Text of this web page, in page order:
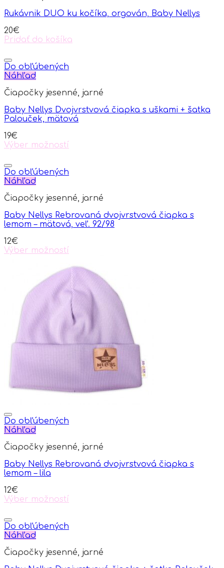
Rukávnik DUO ku kočíka, orgován, Baby Nellys
20€
Pridať do košíka
Do obľúbených
Náhľad
Čiapočky jesenné, jarné
Baby Nellys Dvojvrstvová čiapka s uškami + šatka
Palouček, mätová
19€
Výber možností
product
has
multiple
The
may
be
on
the
Do obľúbených
Náhľad
Čiapočky jesenné, jarné
Baby Nellys Rebrovaná dvojvrstvová čiapka s
lemom – mätová, veľ. 92/98
12€
Výber možností
multiple
variants.
options
may
chosen
Do obľúbených
Náhľad
Čiapočky jesenné, jarné
Baby Nellys Rebrovaná dvojvrstvová čiapka s
lemom – lila
12€
Výber možností
product
has
multiple
The
Do obľúbených
Náhľad
Čiapočky jesenné, jarné